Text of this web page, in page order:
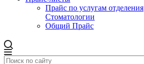
Прайс по услугам отделения
Стоматологии
Общий Прайс